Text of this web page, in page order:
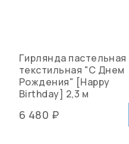
Гирлянда пастельная
текстильная "С Днем
Рождения" [Happy
Birthday] 2,3 м
6 480 ₽